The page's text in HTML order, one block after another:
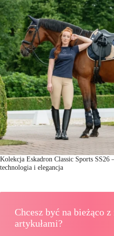
Kolekcja Eskadron Classic Sports SS26
technologia i elegancja
Chcesz być na bieżąco
artykułami?